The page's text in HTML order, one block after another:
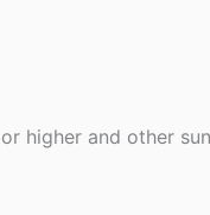
higher and other